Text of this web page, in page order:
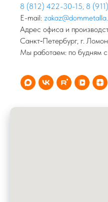
8 (812) 422-30-15 8
E-mail:
Адрес офиса и
Санкт‑Петербург, г.
Мы работаем: по будням